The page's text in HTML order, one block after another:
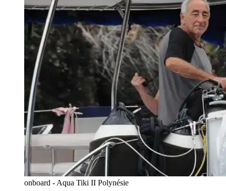
onboard - Aqua Tiki II Polynésie